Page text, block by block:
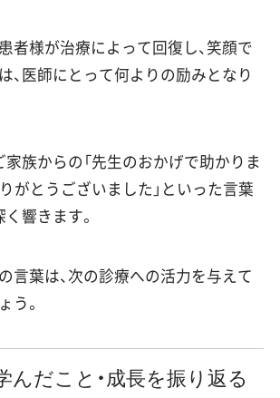
者様が治療によって回復し、笑顔で
、医師にとって何よりの励みとなり
家族からの「先生のおかげで助かりま
りがとうございました」といった言葉
響きます。
言葉は、次の診療への活力を与えて
う。
んだこと・成長を振り返る